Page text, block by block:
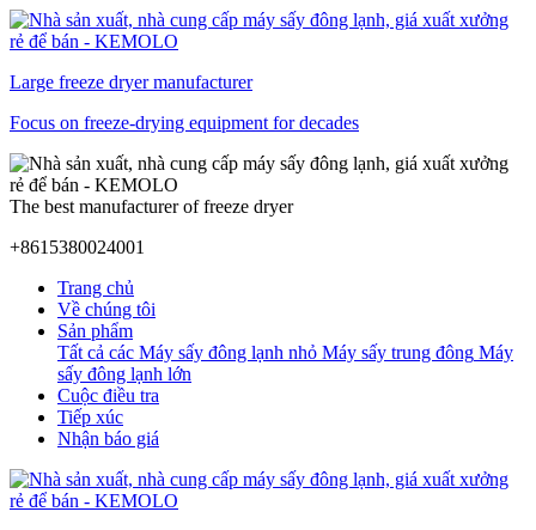
Large freeze dryer manufacturer
Focus on freeze-drying equipment for decades
The best manufacturer of freeze dryer
+8615380024001
Trang chủ
Về chúng tôi
Sản phẩm
Tất cả các Máy sấy đông lạnh nhỏ Máy sấy trung đông Máy
sấy đông lạnh lớn
Cuộc điều tra
Tiếp xúc
Nhận báo giá